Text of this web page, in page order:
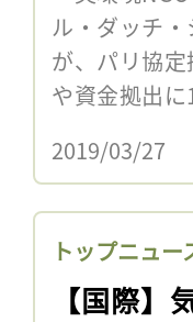
ル・ダッチ
が、パリ協
や資金拠出
2019/03/27
トップニュー
【国際